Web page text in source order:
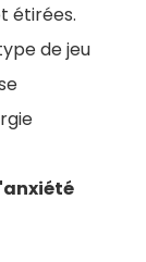
étirées.
de jeu